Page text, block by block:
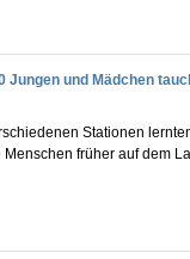
Jungen und Mädchen
Stationen
Menschen früher auf dem